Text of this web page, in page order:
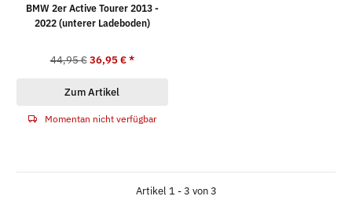
BMW 2er Active Tourer 2013 -
2022 (unterer Ladeboden)
44,95 € 36,95 €*
Zum Artikel
Momentan nicht verfügbar
Artikel 1 - 3 von 3